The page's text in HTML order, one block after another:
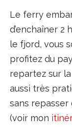
Le ferry
d’enchaîner 2
le fjord, vous
profitez du
repartez sur
aussi très
sans repasser
(voir mon